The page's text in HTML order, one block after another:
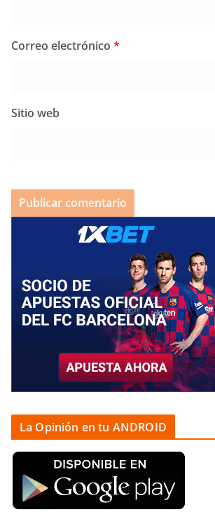
Correo electrónico *
Sitio web
La Opinión en tu ANDROID